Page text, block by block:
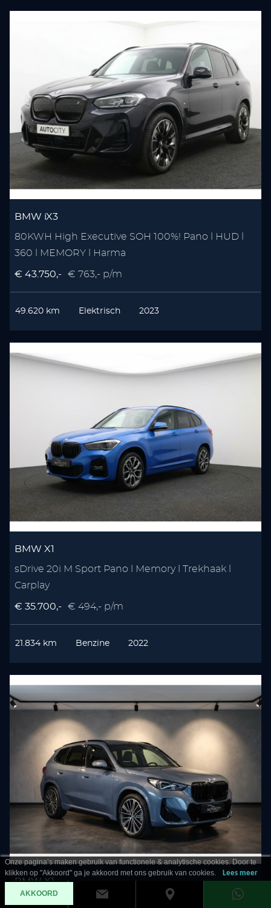
BMW iX3
80KWH High Executive SOH 100%! Pano l HUD l
360 l MEMORY l Harma
€ 43.750,- € 763,- p/m
49.620 km Elektrisch 2023
BMW X1
sDrive 20i M Sport Pano l Memory l Trekhaak l
Carplay
€ 35.700,- € 494,- p/m
21.834 km Benzine 2022
BMW X1
23 i xDrive M Sport Leder l Panorama l Harman l
Onze pagina’s maken gebruik van functionele & analytische cookies. Door te
klikken op "Akkoord" ga je akkoord met ons gebruik van cookies.
Lees meer
AKKOORD